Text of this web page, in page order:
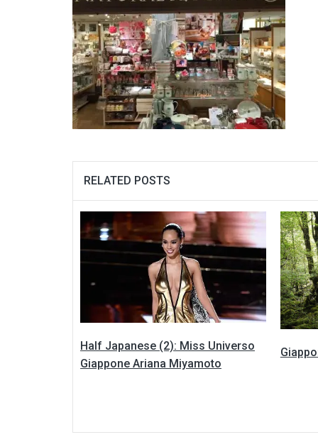
RELATED POSTS
Half Japanese (2): Miss Universo
Giappone Ariana Miyamoto